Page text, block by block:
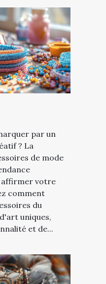
par un
? La
de mode
votre
comment
du
uniques,
et de...